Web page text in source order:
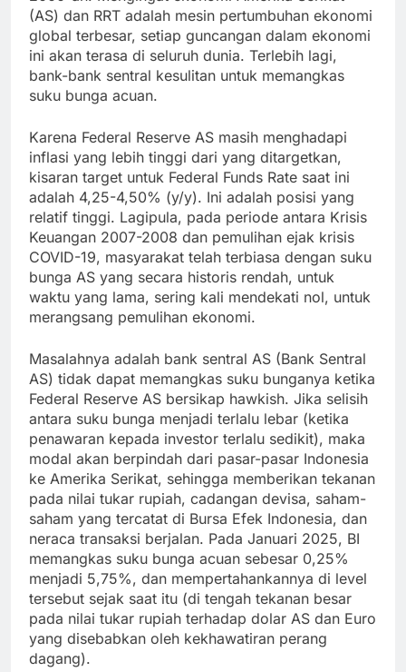
(AS) dan RRT adalah mesin pertumbuhan ekonomi
global terbesar, setiap guncangan dalam ekonomi
ini akan terasa di seluruh dunia. Terlebih lagi,
bank-bank sentral kesulitan untuk memangkas
suku bunga acuan.
Karena Federal Reserve AS masih menghadapi
inflasi yang lebih tinggi dari yang ditargetkan,
kisaran target untuk Federal Funds Rate saat ini
adalah 4,25-4,50% (y/y). Ini adalah posisi yang
relatif tinggi. Lagipula, pada periode antara Krisis
Keuangan 2007-2008 dan pemulihan ejak krisis
COVID-19, masyarakat telah terbiasa dengan suku
bunga AS yang secara historis rendah, untuk
waktu yang lama, sering kali mendekati nol, untuk
merangsang pemulihan ekonomi.
Masalahnya adalah bank sentral AS (Bank Sentral
AS) tidak dapat memangkas suku bunganya ketika
Federal Reserve AS bersikap hawkish. Jika selisih
antara suku bunga menjadi terlalu lebar (ketika
penawaran kepada investor terlalu sedikit), maka
modal akan berpindah dari pasar-pasar Indonesia
ke Amerika Serikat, sehingga memberikan tekanan
pada nilai tukar rupiah, cadangan devisa, saham-
saham yang tercatat di Bursa Efek Indonesia, dan
neraca transaksi berjalan. Pada Januari 2025, BI
memangkas suku bunga acuan sebesar 0,25%
menjadi 5,75%, dan mempertahankannya di level
tersebut sejak saat itu (di tengah tekanan besar
pada nilai tukar rupiah terhadap dolar AS dan Euro
yang disebabkan oleh kekhawatiran perang
dagang).